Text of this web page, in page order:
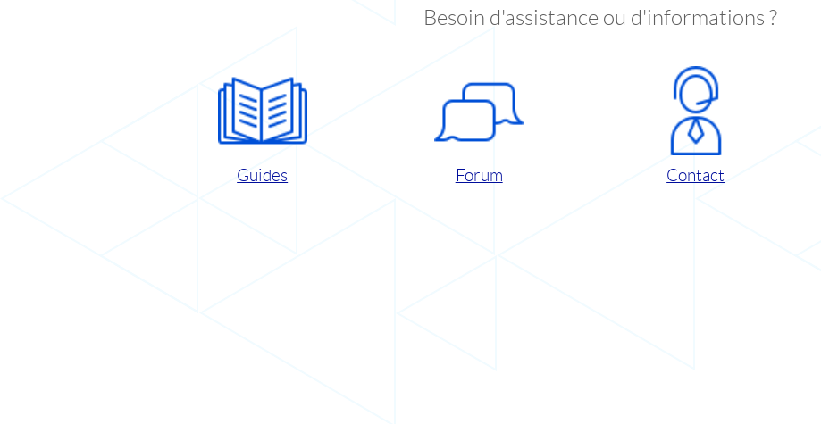
Besoin d'assistance ou d'informations ?
Guides Forum Contact